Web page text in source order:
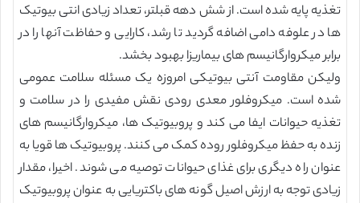
تغذیه پایه شده است. از شش دهه قبلتر، تعداد زیادی انتی بیوتیک
ها در علوفه دامی اضافه گردید تا رشد، کارایی و حفاظت آنها را در
برابر میکروارگانیسم های بیماریزا بهبود بخشد.
ولیکن مقاومت آنتی بیوتیکی امروزه یک مسئله سلامت عمومی
شده است. میکروفلور معدی رودی نقش مفیدی را در سلامت و
تغذیه حیوانات ایفا می کند و پروبیوتیک ها، میکروارگانیسم های
زنده به حفظ میکروفلور روده کمک می کنند. پروبیوتیک ها قویا به
عنوان راه دیگری برای غذای حیوانات توصیه می شوند. اخیرا، مقدار
زیادی توجه به ارزش اصیل گونه های باکتریایی به عنوان پروبیوتیک